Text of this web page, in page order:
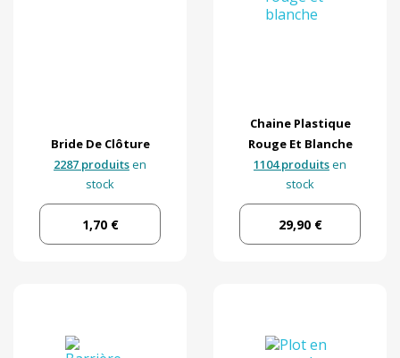
Bride De Clôture
2287 produitsen
stock
1,70 €
Chaine Plastique
Rouge Et Blanche
1104 produitsen
stock
29,90 €